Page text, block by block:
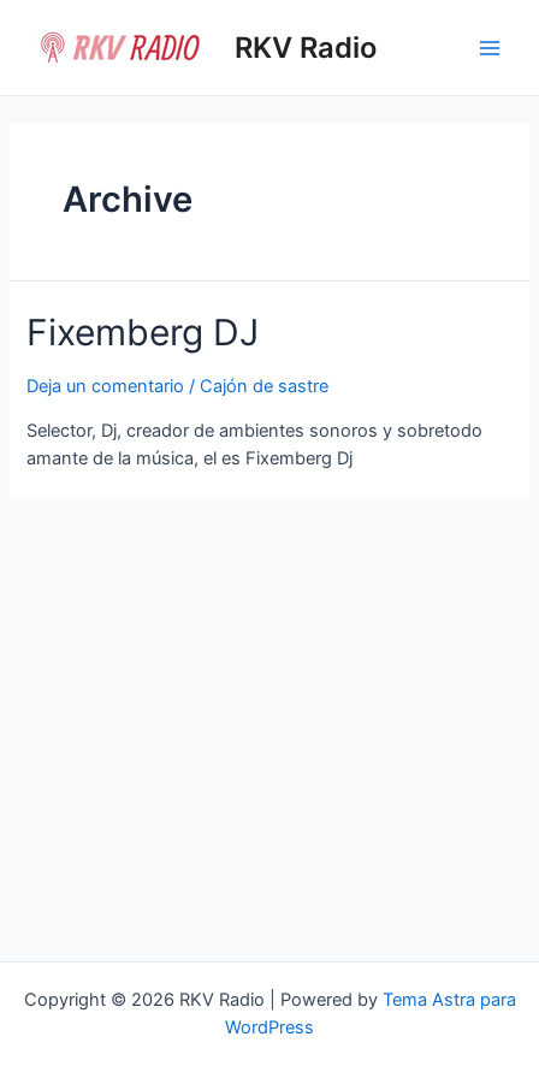
contenido
RKV Radio
Archive
Fixemberg DJ
Deja un comentario /Cajón de sastre
Selector, Dj, creador de ambientes sonoros y sobretodo
amante de la música, el es Fixemberg Dj
Copyright © 2026 RKV Radio | Powered by Tema Astra para
WordPress